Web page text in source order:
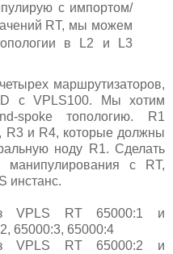
с импортом/
RT, мы можем
в L2 и L3
маршрутизаторов,
c VPLS100. Мы хотим
spoke топологию. R1
R3 и R4, которые должны
ноду R1. Сделать
с RT,
инстанс.
VPLS RT 65000:1 и
65000:3, 65000:4
VPLS RT 65000:2 и